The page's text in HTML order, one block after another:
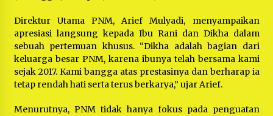
Direktur Utama PNM, Arief Mulyadi, menyampaikan
apresiasi langsung kepada Ibu Rani dan Dikha dalam
sebuah pertemuan khusus. “Dikha adalah bagian dari
keluarga besar PNM, karena ibunya telah bersama kami
sejak 2017. Kami bangga atas prestasinya dan berharap ia
tetap rendah hati serta terus berkarya,” ujar Arief.
Menurutnya, PNM tidak hanya fokus pada penguatan